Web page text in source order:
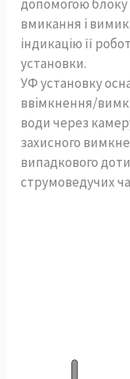
допомогою блоку
вмикання і
індикацію її
установки.
УФ установку
ввімкнення/
води через
захисного
випадкового
струмоведучих